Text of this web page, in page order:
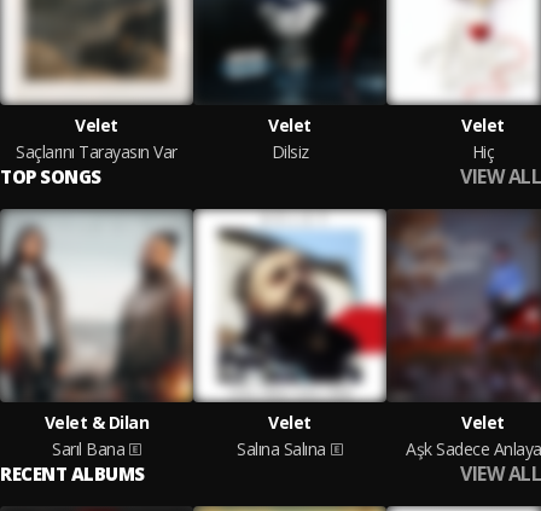
Velet
Saçlarını Tarayasın Var
Velet
Dilsiz
Velet
Hiç
TOP SONGS VIEW ALL
Velet & Dilan
Sarıl Bana
Velet
Salına Salına
Velet
Aşk Sadece
RECENT ALBUMS VIEW ALL